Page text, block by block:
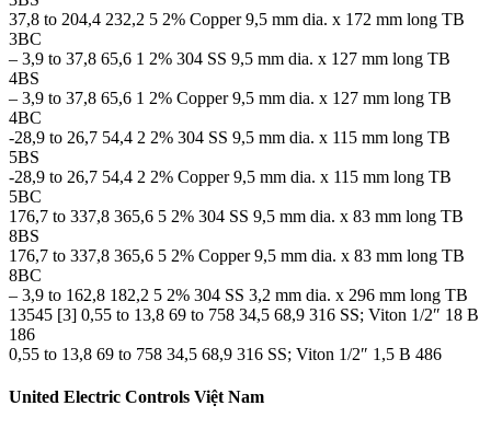
37,8 to 204,4 232,2 5 2% Copper 9,5 mm dia. x 172 mm long TB
3BC
– 3,9 to 37,8 65,6 1 2% 304 SS 9,5 mm dia. x 127 mm long TB
4BS
– 3,9 to 37,8 65,6 1 2% Copper 9,5 mm dia. x 127 mm long TB
4BC
-28,9 to 26,7 54,4 2 2% 304 SS 9,5 mm dia. x 115 mm long TB
5BS
-28,9 to 26,7 54,4 2 2% Copper 9,5 mm dia. x 115 mm long TB
5BC
176,7 to 337,8 365,6 5 2% 304 SS 9,5 mm dia. x 83 mm long TB
8BS
176,7 to 337,8 365,6 5 2% Copper 9,5 mm dia. x 83 mm long TB
8BC
– 3,9 to 162,8 182,2 5 2% 304 SS 3,2 mm dia. x 296 mm long TB
13545 [3] 0,55 to 13,8 69 to 758 34,5 68,9 316 SS; Viton 1/2″ 18 B
186
0,55 to 13,8 69 to 758 34,5 68,9 316 SS; Viton 1/2″ 1,5 B 486
United Electric Controls Việt Nam